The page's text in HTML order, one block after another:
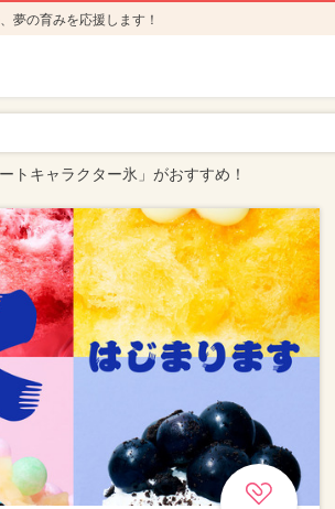
夢の育みを応援します！
トキャラクター氷」がおすすめ！